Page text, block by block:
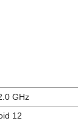
GHz
12